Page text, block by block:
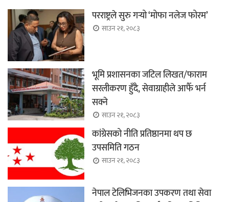
परराष्ट्रले सुरु गर्‍यो ‘मोफा नलेज फोरम’
साउन २१, २०८३
भूमि प्रशासनका जटिल लिखत/फाराम
सरलीकरण हुँदै, सेवाग्राहीले आफैँ भर्न
सक्ने
साउन २१, २०८३
कांग्रेसको नीति प्रतिष्ठानमा थप छ
उपसमिति गठन
साउन २१, २०८३
नेपाल टेलिभिजनका उपकरण तथा सेवा